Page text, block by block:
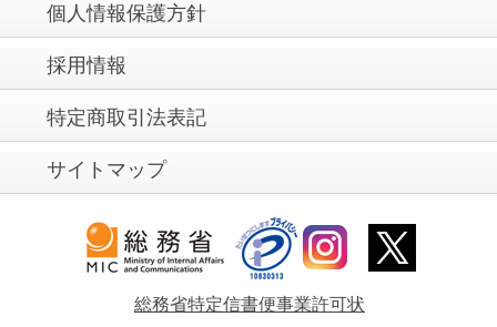
個人情報保護方針
採用情報
特定商取引法表記
サイトマップ
総務省特定信書便事業許可状